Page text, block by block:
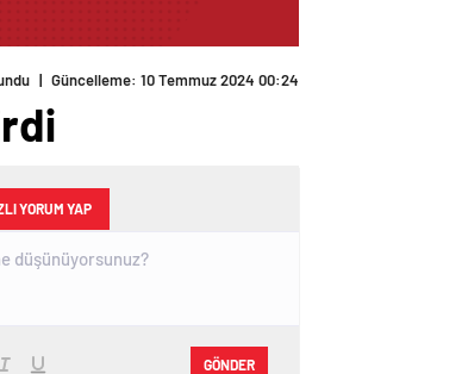
| Güncelleme: 10 Temmuz 2024 00:24
YORUM YAP
GÖNDER